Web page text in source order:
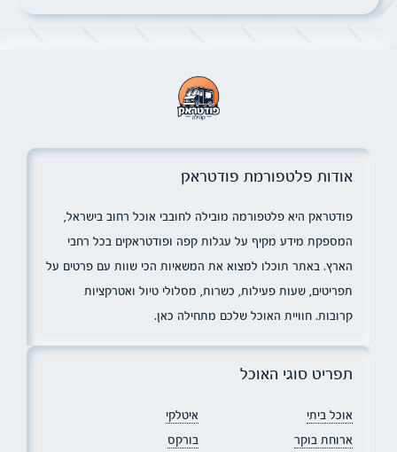
אודות פלטפורמת פודטראק
פודטראק היא פלטפורמה מובילה לחובבי אוכל רחוב בישראל,
המספקת מידע מקיף על עגלות קפה ופודטראקים בכל רחבי
הארץ. באתר תוכלו למצוא את המשאיות הכי שוות עם פרטים על
תפריטים, שעות פעילות, כשרות, מסלולי טיול ואטרקציות
קרובות. חוויית האוכל שלכם מתחילה כאן.
תפריט סוגי האוכל
אוכל ביתי
איטלקי
ארוחת בוקר
בורקס